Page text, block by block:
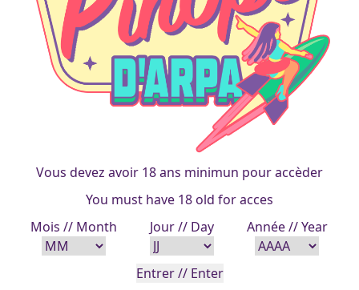
Vous devez avoir 18 ans minimun pour accèder
You must have 18 old for acces
Mois // Month
Jour // Day Année // Year